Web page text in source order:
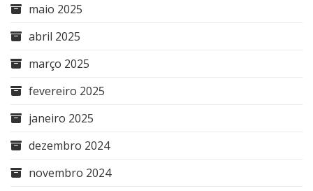
maio 2025
abril 2025
março 2025
fevereiro 2025
janeiro 2025
dezembro 2024
novembro 2024